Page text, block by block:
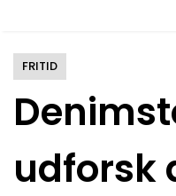
udforsk
FRITID